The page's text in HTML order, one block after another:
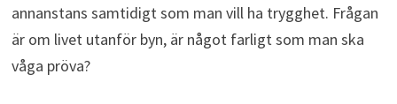
annanstans samtidigt som man vill ha trygghet. Frågan
är om livet utanför byn, är något farligt som man ska
våga pröva?